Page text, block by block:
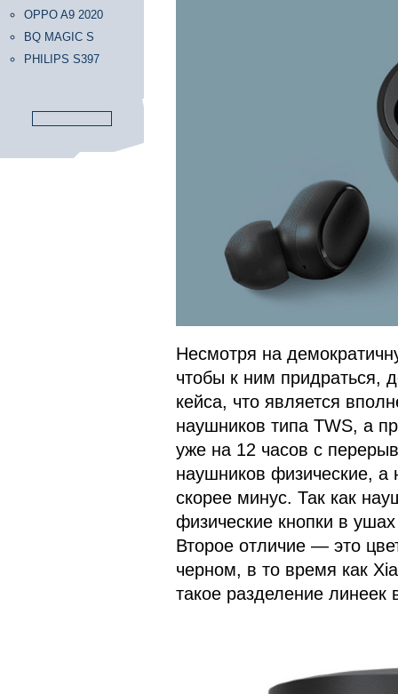
OPPO A9 2020
BQ MAGIC S
PHILIPS S397
Несмотря на
чтобы к ним придраться,
кейса, что является
наушников типа TWS, а
уже на 12 часов с
наушников физические, а
скорее минус. Так как
физические кнопки в
Второе отличие — это
черном, в то время как
такое разделение